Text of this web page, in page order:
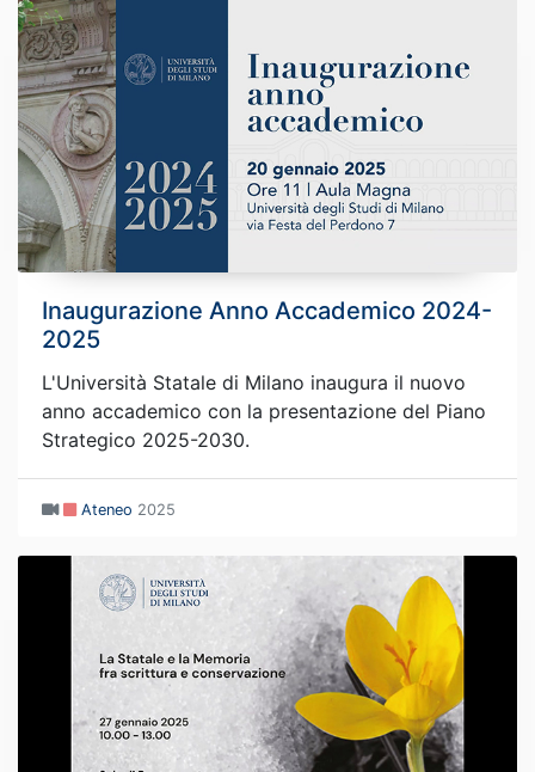
Inaugurazione Anno Accademico 2024-
2025
L'Università Statale di Milano inaugura il nuovo
anno accademico con la presentazione del Piano
Strategico 2025-2030.
Ateneo 2025